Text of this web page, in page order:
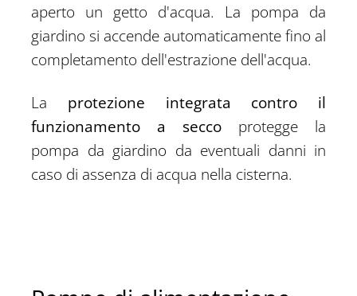
aperto un getto d'acqua. La pompa da
giardino si accende automaticamente fino al
completamento dell'estrazione dell'acqua.
La protezione integrata contro il
funzionamento a secco protegge la
pompa da giardino da eventuali danni in
caso di assenza di acqua nella cisterna.